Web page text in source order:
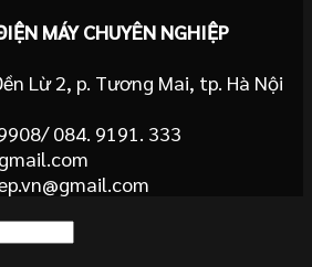
MÁY CHUYÊN NGHIỆP
Lừ 2, p. Tương Mai, tp. Hà Nội
084. 9191. 333